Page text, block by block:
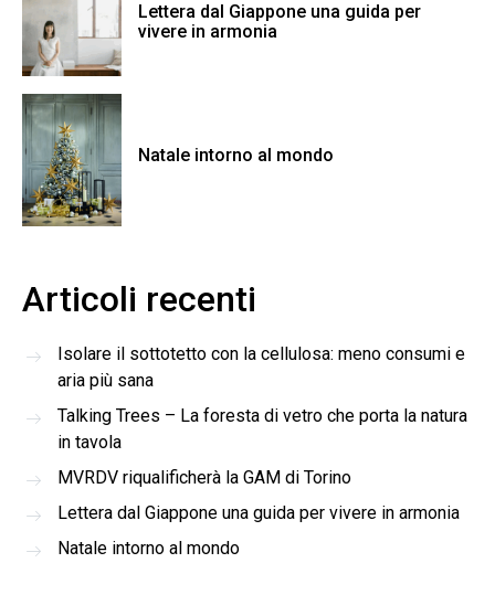
Lettera dal Giappone una guida per
vivere in armonia
Natale intorno al mondo
Articoli recenti
Isolare il sottotetto con la cellulosa: meno consumi e
aria più sana
Talking Trees – La foresta di vetro che porta la natura
in tavola
MVRDV riqualificherà la GAM di Torino
Lettera dal Giappone una guida per vivere in armonia
Natale intorno al mondo